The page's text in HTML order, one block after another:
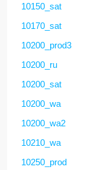
10150_sat
10170_sat
10200_prod3
10200_ru
10200_sat
10200_wa
10200_wa2
10210_wa
10250_prod